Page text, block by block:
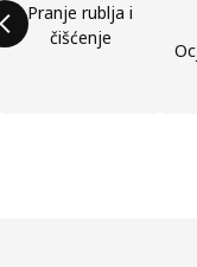
Pranje rublja i
čišćenje